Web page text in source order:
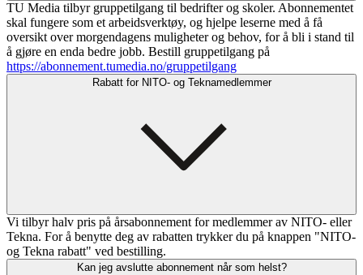
TU Media tilbyr gruppetilgang til bedrifter og skoler. Abonnementet
skal fungere som et arbeidsverktøy, og hjelpe leserne med å få
oversikt over morgendagens muligheter og behov, for å bli i stand til
å gjøre en enda bedre jobb. Bestill gruppetilgang på
https://abonnement.tumedia.no/gruppetilgang
Rabatt for NITO- og Teknamedlemmer
Vi tilbyr halv pris på årsabonnement for medlemmer av NITO- eller
Tekna. For å benytte deg av rabatten trykker du på knappen "NITO-
og Tekna rabatt" ved bestilling.
Kan jeg avslutte abonnement når som helst?